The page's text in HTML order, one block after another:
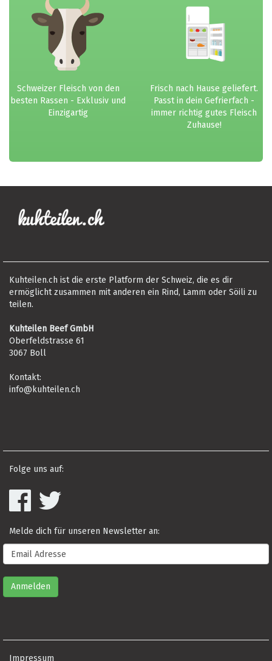
Schweizer Fleisch von den
besten Rassen - Exklusiv und
Einzigartig
Frisch nach Hause geliefert.
Passt in dein Gefrierfach -
immer richtig gutes Fleisch
Zuhause!
Kuhteilen.ch ist die erste Platform der Schweiz, die es dir
ermöglicht zusammen mit anderen ein Rind, Lamm oder Söili zu
teilen.
Kuhteilen Beef GmbH
Oberfeldstrasse 61
3067 Boll
Kontakt:
info@kuhteilen.ch
Folge uns auf:
Melde dich für unseren Newsletter an:
Impressum